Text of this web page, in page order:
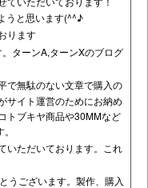
うと思います(^^♪
ります
ターンA,ターンXのブログ
で無駄のない文章で購入の
サイト運営のためにお納め
トブキヤ商品や30MMなど
いただいております。これ
うございます。製作、購入